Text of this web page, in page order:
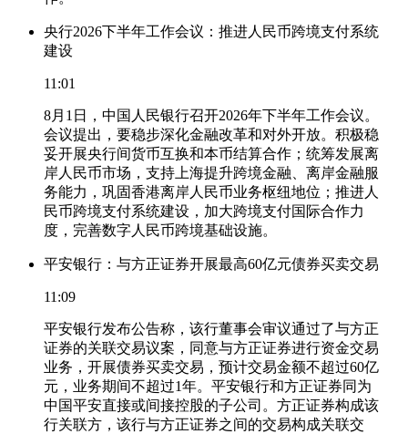
央行2026下半年工作会议：推进人民币跨境支付系统
建设
11:01
8月1日，中国人民银行召开2026年下半年工作会议。
会议提出，要稳步深化金融改革和对外开放。积极稳
妥开展央行间货币互换和本币结算合作；统筹发展离
岸人民币市场，支持上海提升跨境金融、离岸金融服
务能力，巩固香港离岸人民币业务枢纽地位；推进人
民币跨境支付系统建设，加大跨境支付国际合作力
度，完善数字人民币跨境基础设施。
平安银行：与方正证券开展最高60亿元债券买卖交易
11:09
平安银行发布公告称，该行董事会审议通过了与方正
证券的关联交易议案，同意与方正证券进行资金交易
业务，开展债券买卖交易，预计交易金额不超过60亿
元，业务期间不超过1年。平安银行和方正证券同为
中国平安直接或间接控股的子公司。方正证券构成该
行关联方，该行与方正证券之间的交易构成关联交